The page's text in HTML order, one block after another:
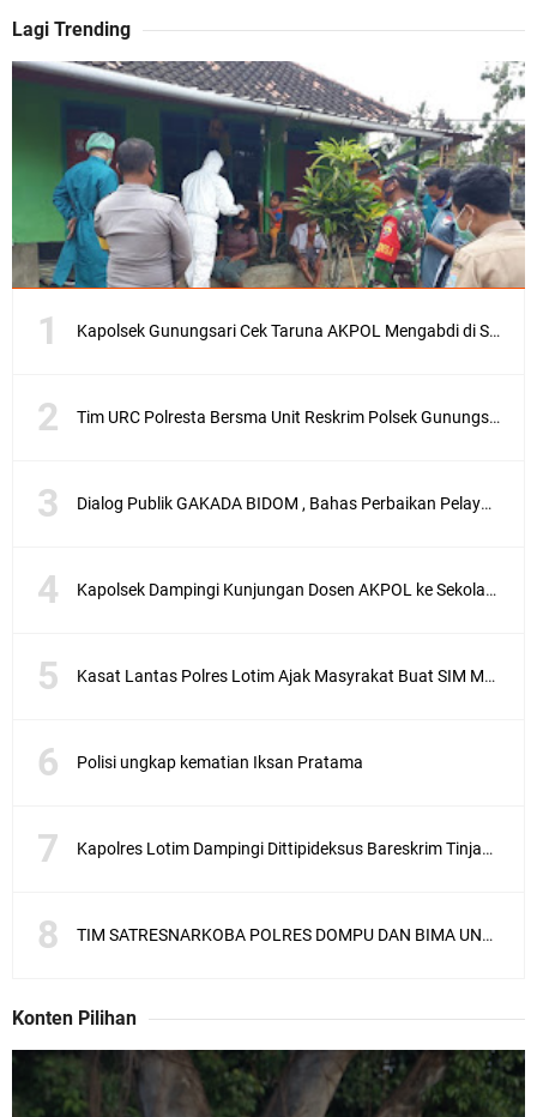
Lagi Trending
Kapolsek Gunungsari Cek Taruna AKPOL Mengabdi di SRD 4
Tim URC Polresta Bersma Unit Reskrim Polsek Gunungsari Tangkap Pelaku Curanmor
Dialog Publik GAKADA BIDOM , Bahas Perbaikan Pelayanan Medis di NTB
Kapolsek Dampingi Kunjungan Dosen AKPOL ke Sekolah Rakyat Gunungsari
Kasat Lantas Polres Lotim Ajak Masyrakat Buat SIM Melalui SATPAS Bukan Calo
Polisi ungkap kematian Iksan Pratama
Kapolres Lotim Dampingi Dittipideksus Bareskrim Tinjau Sentra Bawah Putih Sembalun
TIM SATRESNARKOBA POLRES DOMPU DAN BIMA UNGKAP KASUS NARKOBA VIA JASA PENGIRIMAN BARANG JNE
Konten Pilihan